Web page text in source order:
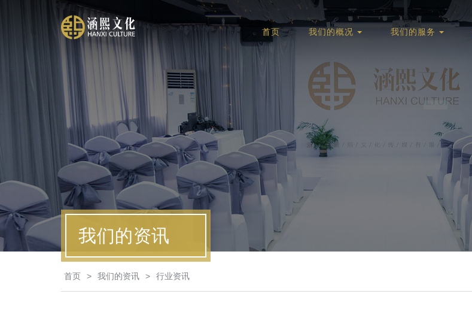
首页 我们的概况 我们的服务
我们的资讯
首页 > 我们的资讯 > 行业资讯